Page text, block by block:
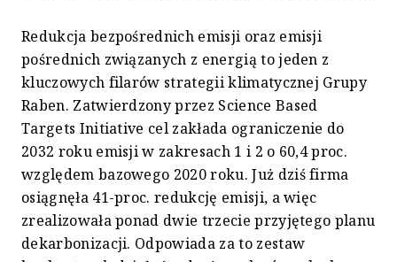
Redukcja bezpośrednich emisji oraz emisji
pośrednich związanych z energią to jeden z
kluczowych filarów strategii klimatycznej Grupy
Raben. Zatwierdzony przez Science Based
Targets Initiative cel zakłada ograniczenie do
2032 roku emisji w zakresach 1 i 2 o 60,4 proc.
względem bazowego 2020 roku. Już dziś firma
osiągnęła 41-proc. redukcję emisji, a więc
zrealizowała ponad dwie trzecie przyjętego planu
dekarbonizacji. Odpowiada za to zestaw